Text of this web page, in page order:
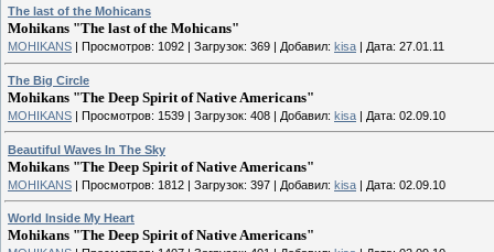
The last of the Mohicans
Mohikans "The last of the Mohicans"
MOHIKANS Просмотров: 1092 Загрузок: 369 Добавил: kisa Дата: 27.01.11
The Big Circle
Mohikans "The Deep Spirit of Native Americans"
MOHIKANS | Просмотров: 1539 | Загрузок: 408 | Добавил: kisa | Дата: 02.09.10
Beautiful Waves In The Sky
Mohikans "The Deep Spirit of Native Americans"
MOHIKANS | Просмотров: 1812 | Загрузок: 397 | Добавил: kisa | Дата: 02.09.10
World Inside My Heart
Mohikans "The Deep Spirit of Native Americans"